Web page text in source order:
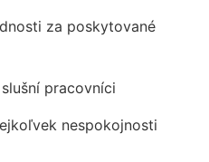
za poskytované
pracovníci
nespokojnosti